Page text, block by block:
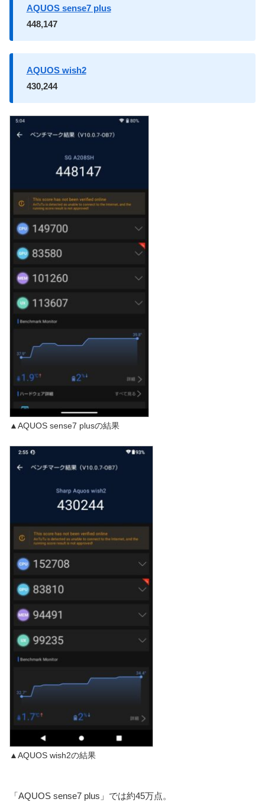
AQUOS sense7 plus
448,147
AQUOS wish2
430,244
▲AQUOS sense7 plusの結果
▲AQUOS wish2の結果
「AQUOS sense7 plus」では約45万点。